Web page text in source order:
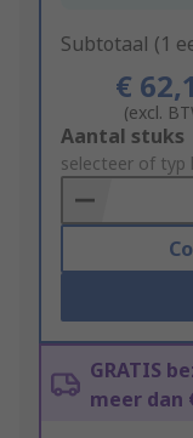
Subtotaal (1
€
(excl.
Add
to
Basket
Aantal stuks
selecteer of typ
GRATIS
meer dan